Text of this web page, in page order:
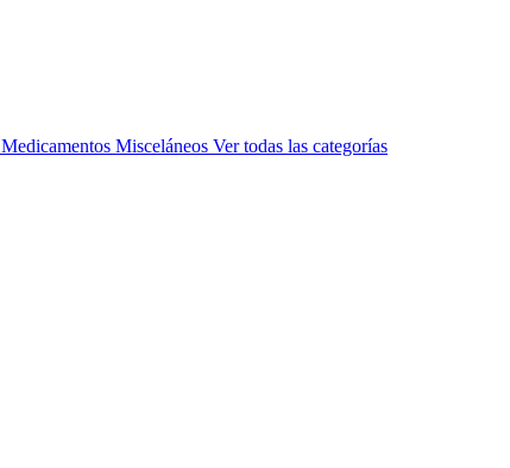
Medicamentos Misceláneos Ver todas las categorías